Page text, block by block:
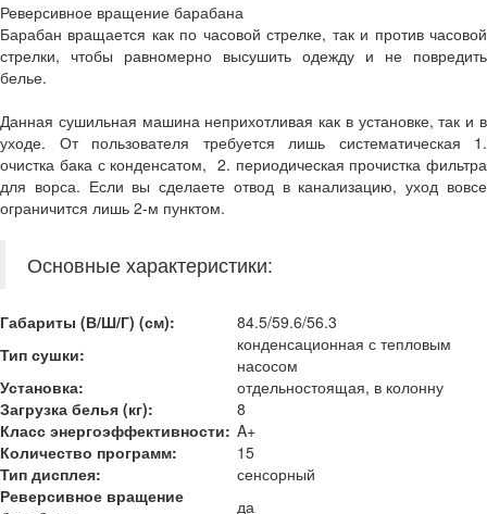
Реверсивное вращение барабана
Барабан вращается как по часовой стрелке, так и против часовой
стрелки, чтобы равномерно высушить одежду и не повредить
белье.
Данная сушильная машина неприхотливая как в установке, так и в
уходе. От пользователя требуется лишь систематическая 1.
очистка бака с конденсатом, 2. периодическая прочистка фильтра
для ворса. Если вы сделаете отвод в канализацию, уход вовсе
ограничится лишь 2-м пунктом.
Основные характеристики:
Габариты (В/Ш/Г) (см):
84.5/59.6/56.3
Тип сушки:
конденсационная с тепловым
насосом
Установка:
отдельностоящая, в колонну
Загрузка белья (кг):
8
Класс энергоэффективности: A+
Количество программ:
15
Тип дисплея:
сенсорный
Реверсивное вращение
да